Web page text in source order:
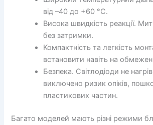
від –40 до +60 °C.
Висока швидкість реакції.
без затримки.
Компактність та легкість
встановити навіть на
Безпека. Світлодіоди не
виключено ризик опіків,
пластикових частин.
Багато моделей мають різні режими